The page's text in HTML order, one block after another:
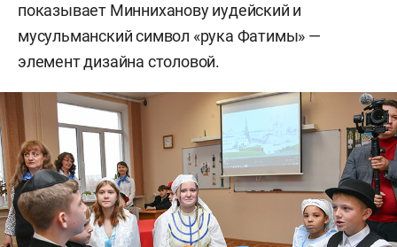
показывает Минниханову иудейский и
мусульманский символ «рука Фатимы» —
элемент дизайна столовой.